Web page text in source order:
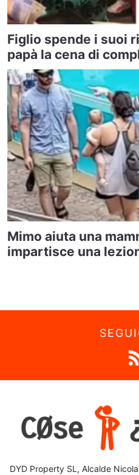
Figlio spende i suoi
papà la cena di
Mimo aiuta una
impartisce una
DYD Property SL, Alcalde